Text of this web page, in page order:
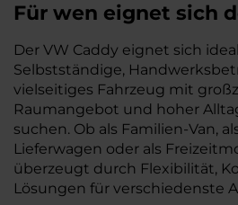
Für wen eignet sich
Der VW Caddy eignet sich
Selbstständige,
vielseitiges Fahrzeug mit
Raumangebot und hoher
suchen. Ob als Familien-Van,
Lieferwagen oder als
überzeugt durch Flexibilität,
Lösungen für verschiedenste